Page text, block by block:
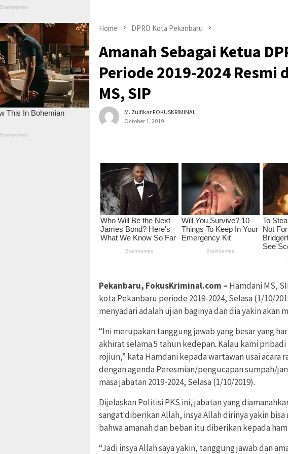
Home DPRD Kota Pekanbaru
Amanah Sebagai Ketua
Periode 2019-2024 Resmi
MS, SIP
M. Zulfikar FOKUSKRIMINAL
October 1, 2019
Pekanbaru, FokusKriminal.com – Hamdani MS,
kota Pekanbaru periode 2019-2024, Selasa (1/10/
menyadari adalah ujian baginya dan dia yakin akan
“Ini merupakan tanggung jawab yang besar yang
akhirat selama 5 tahun kedepan. Kalau kami
rojiun,” kata Hamdani kepada wartawan usai acara
dengan agenda Peresmian/pengucapan sumpah/
masa jabatan 2019-2024, Selasa (1/10/2019).
Dijelaskan Politisi PKS ini, jabatan yang
sangat diberikan Allah, insya Allah dirinya yakin
bahwa amanah dan beban itu diberikan kepada
“Jadi insya Allah saya yakin, tanggung jawab dan